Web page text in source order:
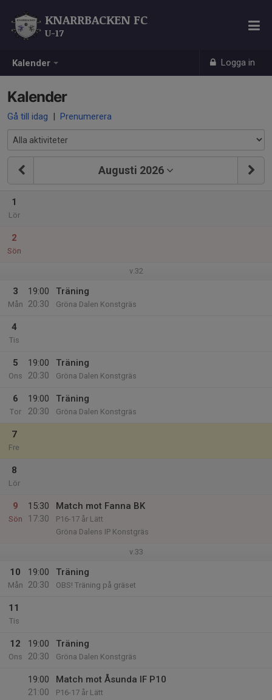
Kalender Logga in
KNARRBACKEN FC
U-17
Kalender
Gå till idag | Prenumerera
Augusti 2026
1
Lör
2
Sön
v.32
3
Mån
19:00
20:30
Träning
Gröna Dalen Konstgräs
4
Tis
5
Ons
19:00
20:30
Träning
Gröna Dalen Konstgräs
6
Tor
19:00
20:30
Träning
Gröna Dalen Konstgräs
7
Fre
8
Lör
9
Sön
15:30
17:30
Match mot Fanna BK
P16-17 år Lätt
Gröna Dalens IP Konstgräs
v.33
10
Mån
19:00
20:30
Träning
OBS! Träning på gräset
11
Tis
12
Ons
19:00
20:30
Träning
Gröna Dalen Konstgräs
19:00
21:00
Match mot Åsunda IF P10
P16-17 år Lätt